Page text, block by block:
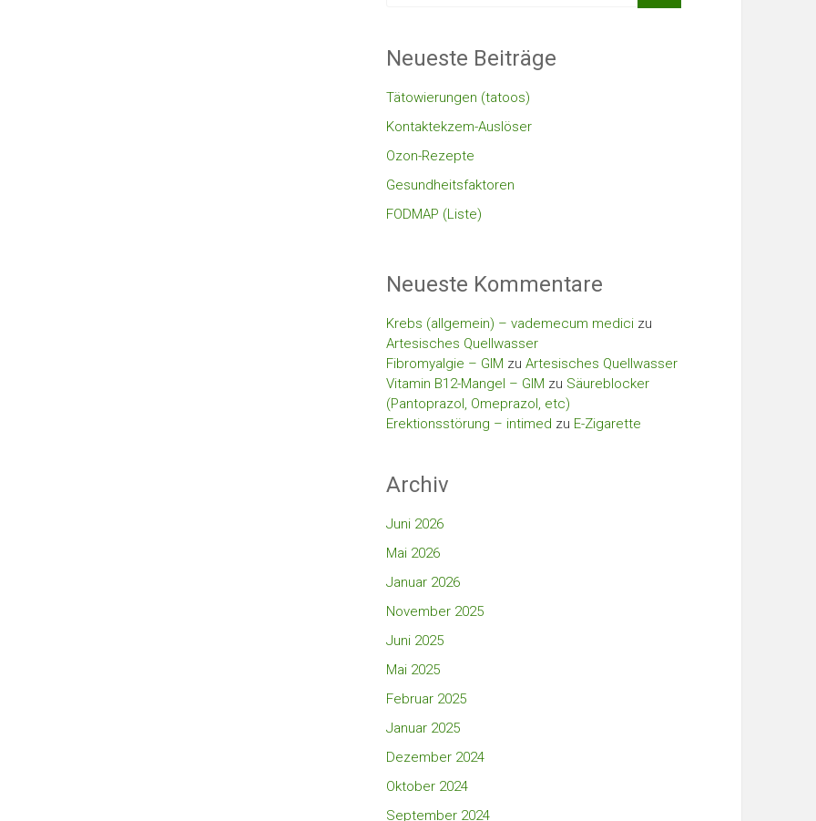
Neueste Beiträge
Tätowierungen (tatoos)
Kontaktekzem-Auslöser
Ozon-Rezepte
Gesundheitsfaktoren
FODMAP (Liste)
Neueste Kommentare
Krebs (allgemein) – vademecum medici zu
Artesisches Quellwasser
Fibromyalgie – GIM zu Artesisches Quellwasser
Vitamin B12-Mangel – GIM zu Säureblocker
(Pantoprazol, Omeprazol, etc)
Erektionsstörung – intimed zu E-Zigarette
Archiv
Juni 2026
Mai 2026
Januar 2026
November 2025
Juni 2025
Mai 2025
Februar 2025
Januar 2025
Dezember 2024
Oktober 2024
September 2024